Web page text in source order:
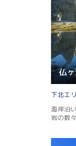
仏
下北
海岸沿
岩の数